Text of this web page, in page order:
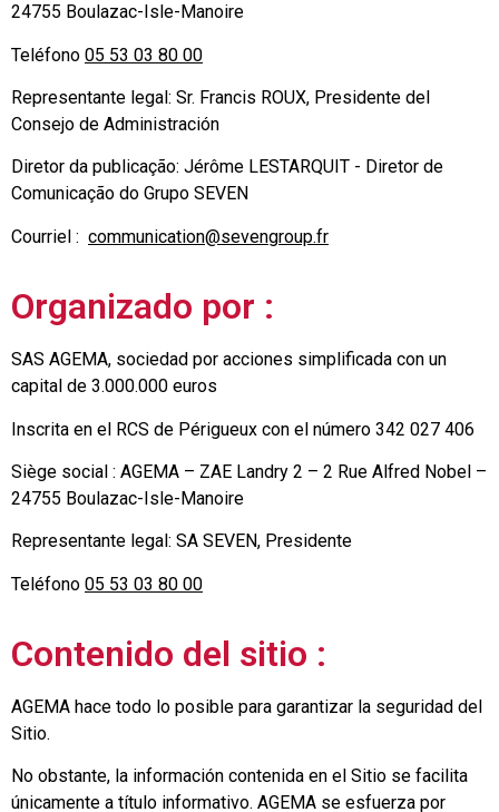
24755 Boulazac-Isle-Manoire
Teléfono 05 53 03 80 00
Representante legal: Sr. Francis ROUX, Presidente del
Consejo de Administración
Diretor da publicação: Jérôme LESTARQUIT - Diretor de
Comunicação do Grupo SEVEN
Courriel : communication@sevengroup.fr
Organizado por :
SAS AGEMA, sociedad por acciones simplificada con un
capital de 3.000.000 euros
Inscrita en el RCS de Périgueux con el número 342 027 406
Siège social : AGEMA – ZAE Landry 2 – 2 Rue Alfred Nobel –
24755 Boulazac-Isle-Manoire
Representante legal: SA SEVEN, Presidente
Teléfono 05 53 03 80 00
Contenido del sitio :
AGEMA hace todo lo posible para garantizar la seguridad del
Sitio.
No obstante, la información contenida en el Sitio se facilita
únicamente a título informativo. AGEMA se esfuerza por